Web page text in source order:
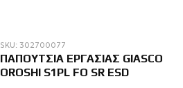
SKU: 302700077
ΠΑΠΟΥΤΣΙΑ ΕΡΓΑΣΙΑΣ GIASCO
OROSHI S1PL FO SR ESD